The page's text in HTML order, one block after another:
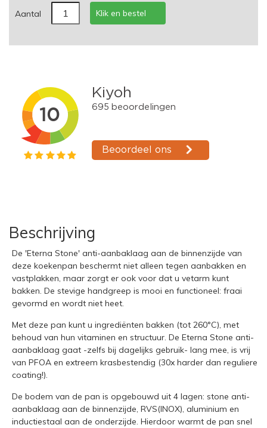
Aantal Klik en bestel
Beschrijving
De 'Eterna Stone' anti-aanbaklaag aan de binnenzijde van
deze koekenpan beschermt niet alleen tegen aanbakken en
vastplakken, maar zorgt er ook voor dat u vetarm kunt
bakken. De stevige handgreep is mooi en functioneel: fraai
gevormd en wordt niet heet.
Met deze pan kunt u ingrediënten bakken (tot 260°C), met
behoud van hun vitaminen en structuur. De Eterna Stone anti-
aanbaklaag gaat -zelfs bij dagelijks gebruik- lang mee, is vrij
van PFOA en extreem krasbestendig (30x harder dan reguliere
coating!).
De bodem van de pan is opgebouwd uit 4 lagen: stone anti-
aanbaklaag aan de binnenzijde, RVS(INOX), aluminium en
inductiestaal aan de onderzijde. Hierdoor warmt de pan snel